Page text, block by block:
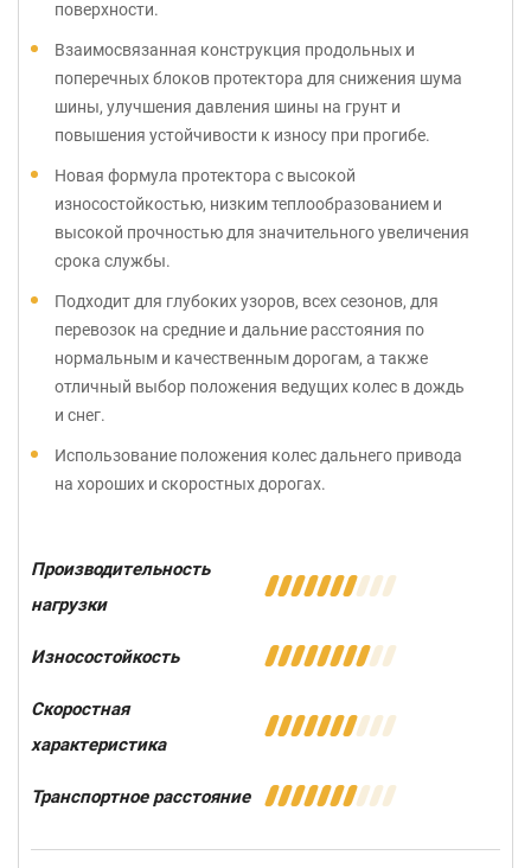
поверхности.
Взаимосвязанная конструкция продольных и
поперечных блоков протектора для снижения шума
шины, улучшения давления шины на грунт и
повышения устойчивости к износу при прогибе.
Новая формула протектора с высокой
износостойкостью, низким теплообразованием и
высокой прочностью для значительного увеличения
срока службы.
Подходит для глубоких узоров, всех сезонов, для
перевозок на средние и дальние расстояния по
нормальным и качественным дорогам, а также
отличный выбор положения ведущих колес в дождь
и снег.
Использование положения колес дальнего привода
на хороших и скоростных дорогах.
Производительность
нагрузки
Износостойкость
Скоростная
характеристика
Транспортное расстояние